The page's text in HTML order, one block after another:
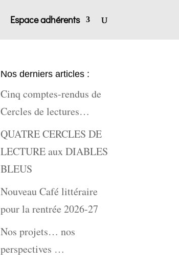
Espace adhérents
Nos derniers articles :
Cinq comptes-rendus de
Cercles de lectures…
QUATRE CERCLES DE
LECTURE aux DIABLES
BLEUS
Nouveau Café littéraire
pour la rentrée 2026-27
Nos projets… nos
perspectives …